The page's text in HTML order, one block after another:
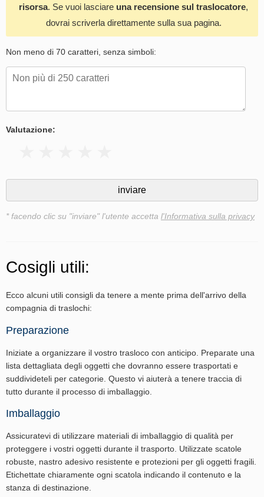
risorsa. Se vuoi lasciare una recensione sul traslocatore,
dovrai scriverla direttamente sulla sua pagina.
Non meno di 70 caratteri, senza simboli:
Valutazione:
* facendo clic su "inviare" l'utente accetta l'Informativa sulla privacy
Cosigli utili:
Ecco alcuni utili consigli da tenere a mente prima dell'arrivo della
compagnia di traslochi:
Preparazione
Iniziate a organizzare il vostro trasloco con anticipo. Preparate una
lista dettagliata degli oggetti che dovranno essere trasportati e
suddivideteli per categorie. Questo vi aiuterà a tenere traccia di
tutto durante il processo di imballaggio.
Imballaggio
Assicuratevi di utilizzare materiali di imballaggio di qualità per
proteggere i vostri oggetti durante il trasporto. Utilizzate scatole
robuste, nastro adesivo resistente e protezioni per gli oggetti fragili.
Etichettate chiaramente ogni scatola indicando il contenuto e la
stanza di destinazione.